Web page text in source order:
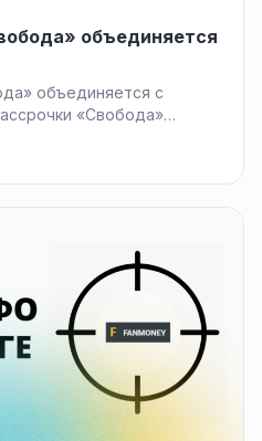
объединяется
объединяется c
«Свобода»
объединения…